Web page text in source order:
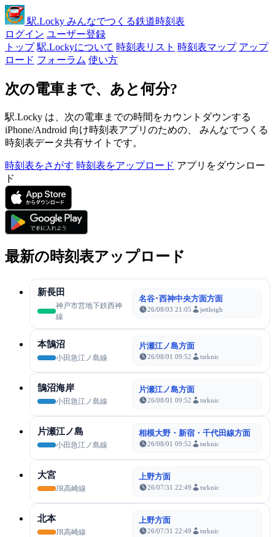
駅.Locky みんなでつくる鉄道時刻表
ログイン ユーザー登録
トップ 駅.Lockyについて 時刻表リスト 時刻表マップ アップ
ロード フォーラム 使い方
次の電車まで、あと何分?
駅.Locky は、次の電車までの時間をカウントダウンする
iPhone/Android 向け時刻表アプリのための、 みんなでつくる
時刻表データ共有サイトです。
時刻表をさがす 時刻表をアップロード アプリをダウンロー
ド
最新の時刻表アップロード
新長田
神戸市営地下鉄西神
線
名谷･西神中央方面方面
26/08/03 21:05 jettleigh
本鵠沼
小田急江ノ島線
片瀬江ノ島方面
26/08/01 09:52 tsrknic
鵠沼海岸
小田急江ノ島線
片瀬江ノ島方面
26/08/01 09:52 tsrknic
片瀬江ノ島
小田急江ノ島線
相模大野・新宿・千代田線方面
26/08/01 09:52 tsrknic
大宮
JR高崎線
上野方面
26/07/31 22:49 tsrknic
北本
JR高崎線
上野方面
26/07/31 22:49 tsrknic